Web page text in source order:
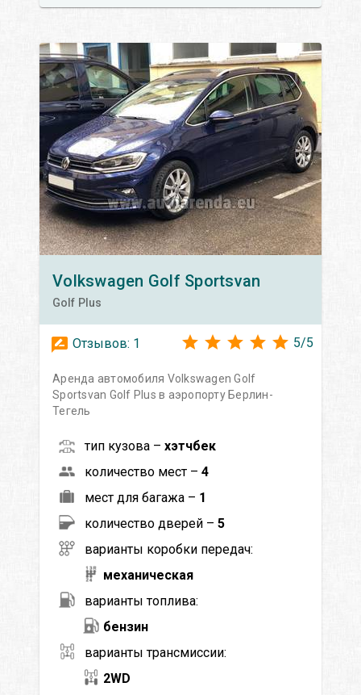
Volkswagen Golf Sportsvan
Golf Plus
Отзывов: 1 5/5
Аренда автомобиля Volkswagen Golf
Sportsvan Golf Plus в аэропорту Берлин-
Тегель
тип кузова – хэтчбек
количество мест – 4
мест для багажа – 1
количество дверей – 5
варианты коробки передач:
механическая
варианты топлива:
бензин
варианты трансмиссии:
2WD